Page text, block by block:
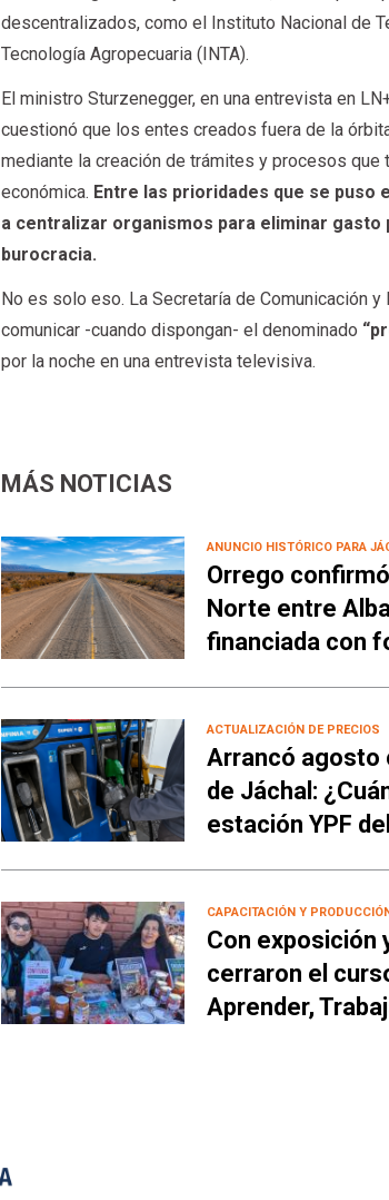
descentralizados, como el Instituto Nacional de
Tecnología Agropecuaria (INTA).
El ministro Sturzenegger, en una entrevista en
cuestionó que los entes creados fuera de la
mediante la creación de trámites y procesos que
económica. Entre las prioridades que se
a centralizar organismos para eliminar
burocracia.
No es solo eso. La Secretaría de Comunicación
comunicar -cuando dispongan- el denominado
por la noche en una entrevista televisiva.
MÁS NOTICIAS
ANUNCIO HISTÓRICO PARA
Orrego
Norte entre
financiada con
ACTUALIZACIÓN DE PRECIOS
Arrancó agosto
de Jáchal:
estación YPF
CAPACITACIÓN Y PRODUCCIÓN
Con exposición
cerraron el
Aprender,